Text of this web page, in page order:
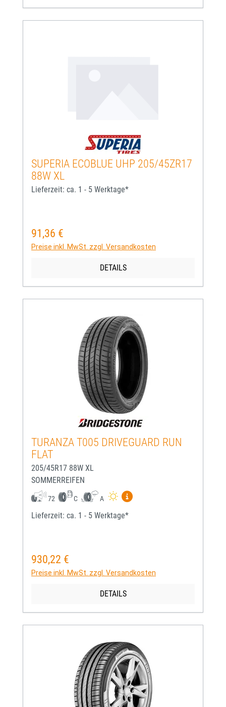
SUPERIA ECOBLUE UHP 205/45ZR17
88W XL
Lieferzeit: ca. 1 - 5 Werktage*
Regulärer Preis:
91,36 €
Preise inkl. MwSt. zzgl. Versandkosten
DETAILS
TURANZA T005 DRIVEGUARD RUN
FLAT
205/45R17 88W XL
SOMMERREIFEN
72 C A
Mehr Informationen zum
Lieferzeit: ca. 1 - 5 Werktage*
Regulärer Preis:
930,22 €
Preise inkl. MwSt. zzgl. Versandkosten
DETAILS